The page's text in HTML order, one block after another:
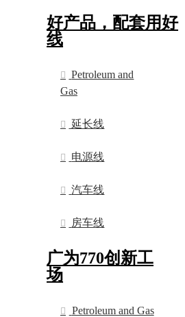
好产品，配套用好
线
Petroleum and
Gas
延长线
电源线
汽车线
房车线
广为770创新工
场
Petroleum and Gas